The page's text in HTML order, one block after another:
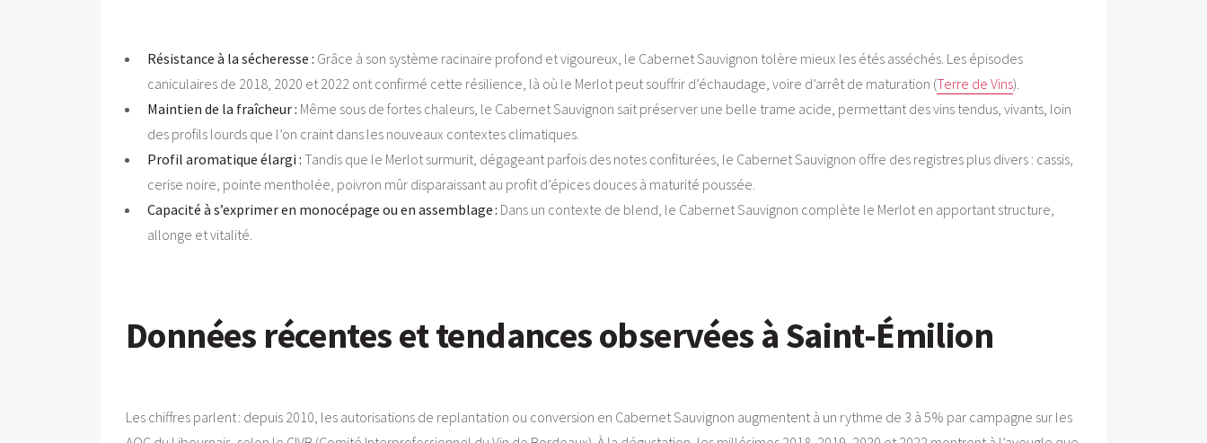
Résistance à la sécheresse : Grâce à son système racinaire profond et vigoureux, le Cabernet Sauvignon tolère mieux les étés asséchés. Les épisodes
caniculaires de 2018, 2020 et 2022 ont confirmé cette résilience, là où le Merlot peut souffrir d’échaudage, voire d’arrêt de maturation (Terre de Vins).
Maintien de la fraîcheur : Même sous de fortes chaleurs, le Cabernet Sauvignon sait préserver une belle trame acide, permettant des vins tendus, vivants, loin
des profils lourds que l’on craint dans les nouveaux contextes climatiques.
Profil aromatique élargi : Tandis que le Merlot surmurit, dégageant parfois des notes confiturées, le Cabernet Sauvignon offre des registres plus divers : cassis,
cerise noire, pointe mentholée, poivron mûr disparaissant au profit d’épices douces à maturité poussée.
Capacité à s’exprimer en monocépage ou en assemblage : Dans un contexte de blend, le Cabernet Sauvignon complète le Merlot en apportant structure,
allonge et vitalité.
Données récentes et tendances observées à Saint-Émilion
Les chiffres parlent : depuis 2010, les autorisations de replantation ou conversion en Cabernet Sauvignon augmentent à un rythme de 3 à 5% par campagne sur les